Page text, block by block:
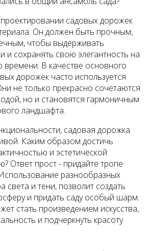
садовых дорожек
Он должен быть прочным,
чтобы выдерживать
и сохранять свою элегантность на
времени. В качестве основного
дорожек часто используется
не только прекрасно сочетаются
но и становятся гармоничным
ландшафта.
садовая дорожка
Каким образом достичь
и эстетической
Ответ прост - придайте тропе
разнообразных
света и тени, позволит создать
и придать саду особый шарм.
стать произведением искусства,
и подчеркнуть красоту